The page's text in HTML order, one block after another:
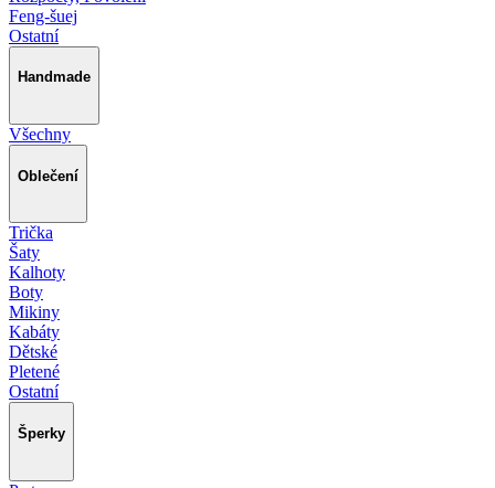
Feng-šuej
Ostatní
Handmade
Všechny
Oblečení
Trička
Šaty
Kalhoty
Boty
Mikiny
Kabáty
Dětské
Pletené
Ostatní
Šperky